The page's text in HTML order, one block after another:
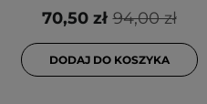
94,00 zł
70,50 zł
DODAJ DO KOSZYKA